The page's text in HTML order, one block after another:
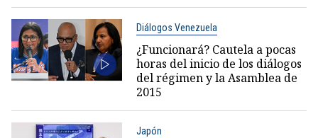
Diálogos Venezuela
¿Funcionará? Cautela a pocas
horas del inicio de los diálogos
del régimen y la Asamblea de
2015
Japón